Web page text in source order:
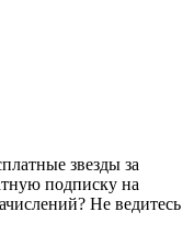
звезды за
подписку на
Не ведитесь